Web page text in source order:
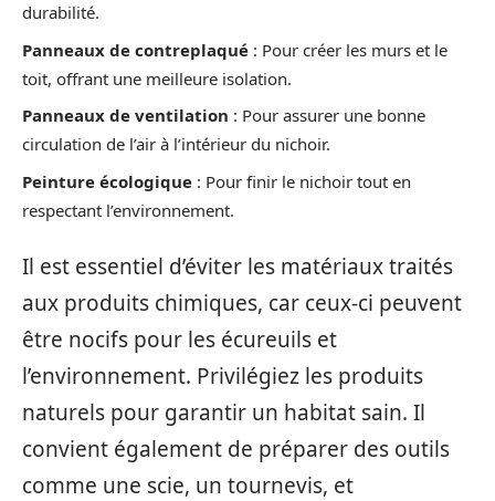
durabilité.
Panneaux de contreplaqué : Pour créer les murs et le
toit, offrant une meilleure isolation.
Panneaux de ventilation : Pour assurer une bonne
circulation de l’air à l’intérieur du nichoir.
Peinture écologique : Pour finir le nichoir tout en
respectant l’environnement.
Il est essentiel d’éviter les matériaux traités
aux produits chimiques, car ceux-ci peuvent
être nocifs pour les écureuils et
l’environnement. Privilégiez les produits
naturels pour garantir un habitat sain. Il
convient également de préparer des outils
comme une scie, un tournevis, et